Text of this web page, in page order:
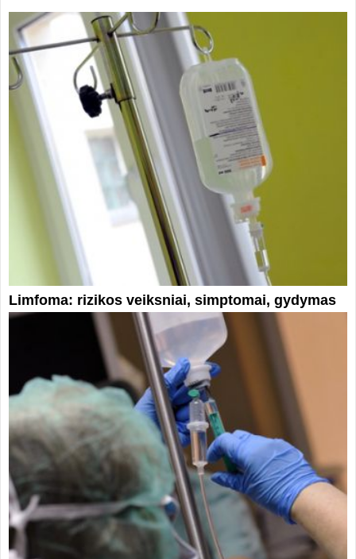
Limfoma: rizikos veiksniai, simptomai, gydymas